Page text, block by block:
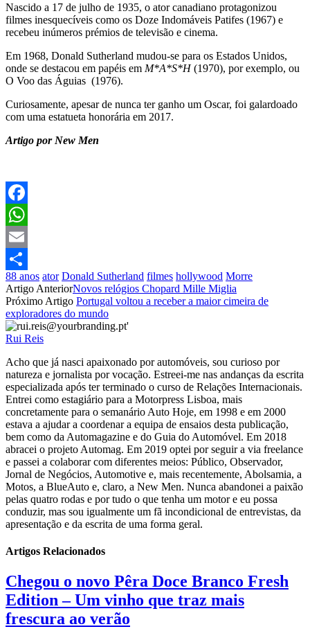
Nascido a 17 de julho de 1935, o ator canadiano protagonizou
filmes inesquecíveis como os Doze Indomáveis Patifes (1967) e
recebeu inúmeros prémios de televisão e cinema.
Em 1968, Donald Sutherland mudou-se para os Estados Unidos,
onde se destacou em papéis em M*A*S*H(1970), por exemplo, ou
O Voo das Águias (1976).
Curiosamente, apesar de nunca ter ganho um Oscar, foi galardoado
com uma estatueta honorária em 2017.
Artigo por New Men
Facebook
WhatsApp
Email
Partilhar
88 anos ator Donald Sutherland filmes hollywood Morre
Artigo AnteriorNovos relógios Chopard Mille Miglia
Próximo Artigo Portugal voltou a receber a maior cimeira de
exploradores do mundo
Rui Reis
Acho que já nasci apaixonado por automóveis, sou curioso por
natureza e jornalista por vocação. Estreei-me nas andanças da escrita
especializada após ter terminado o curso de Relações Internacionais.
Entrei como estagiário para a Motorpress Lisboa, mais
concretamente para o semanário Auto Hoje, em 1998 e em 2000
estava a ajudar a coordenar a equipa de ensaios desta publicação,
bem como da Automagazine e do Guia do Automóvel. Em 2018
abracei o projeto Automag. Em 2019 optei por seguir a via freelance
e passei a colaborar com diferentes meios: Público, Observador,
Jornal de Negócios, Automotive e, mais recentemente, Abolsamia, a
Motos, a BlueAuto e, claro, a New Men. Nunca abandonei a paixão
pelas quatro rodas e por tudo o que tenha um motor e eu possa
conduzir, mas sou igualmente um fã incondicional de entrevistas, da
apresentação e da escrita de uma forma geral.
Artigos Relacionados
Chegou o novo Pêra Doce Branco Fresh
Edition – Um vinho que traz mais
frescura ao verão